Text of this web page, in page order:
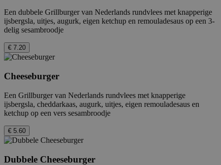
Een dubbele Grillburger van Nederlands rundvlees met knapperige
ijsbergsla, uitjes, augurk, eigen ketchup en remouladesaus op een 3-
delig sesambroodje
€ 7.20
Cheeseburger
Een Grillburger van Nederlands rundvlees met knapperige
ijsbergsla, cheddarkaas, augurk, uitjes, eigen remouladesaus en
ketchup op een vers sesambroodje
€ 5.60
Dubbele Cheeseburger